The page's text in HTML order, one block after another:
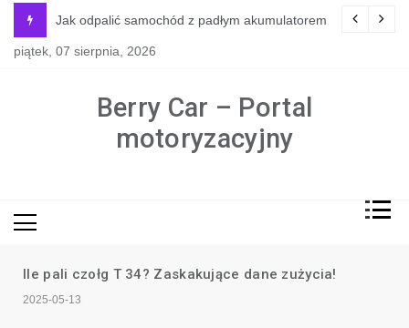
content
naprawdę potrzebne?
Jak odpalić samochód z padłym akumulatorem
piątek, 07 sierpnia, 2026
Berry Car – Portal
motoryzacyjny
Ile pali czołg T 34? Zaskakujące dane zużycia!
2025-05-13